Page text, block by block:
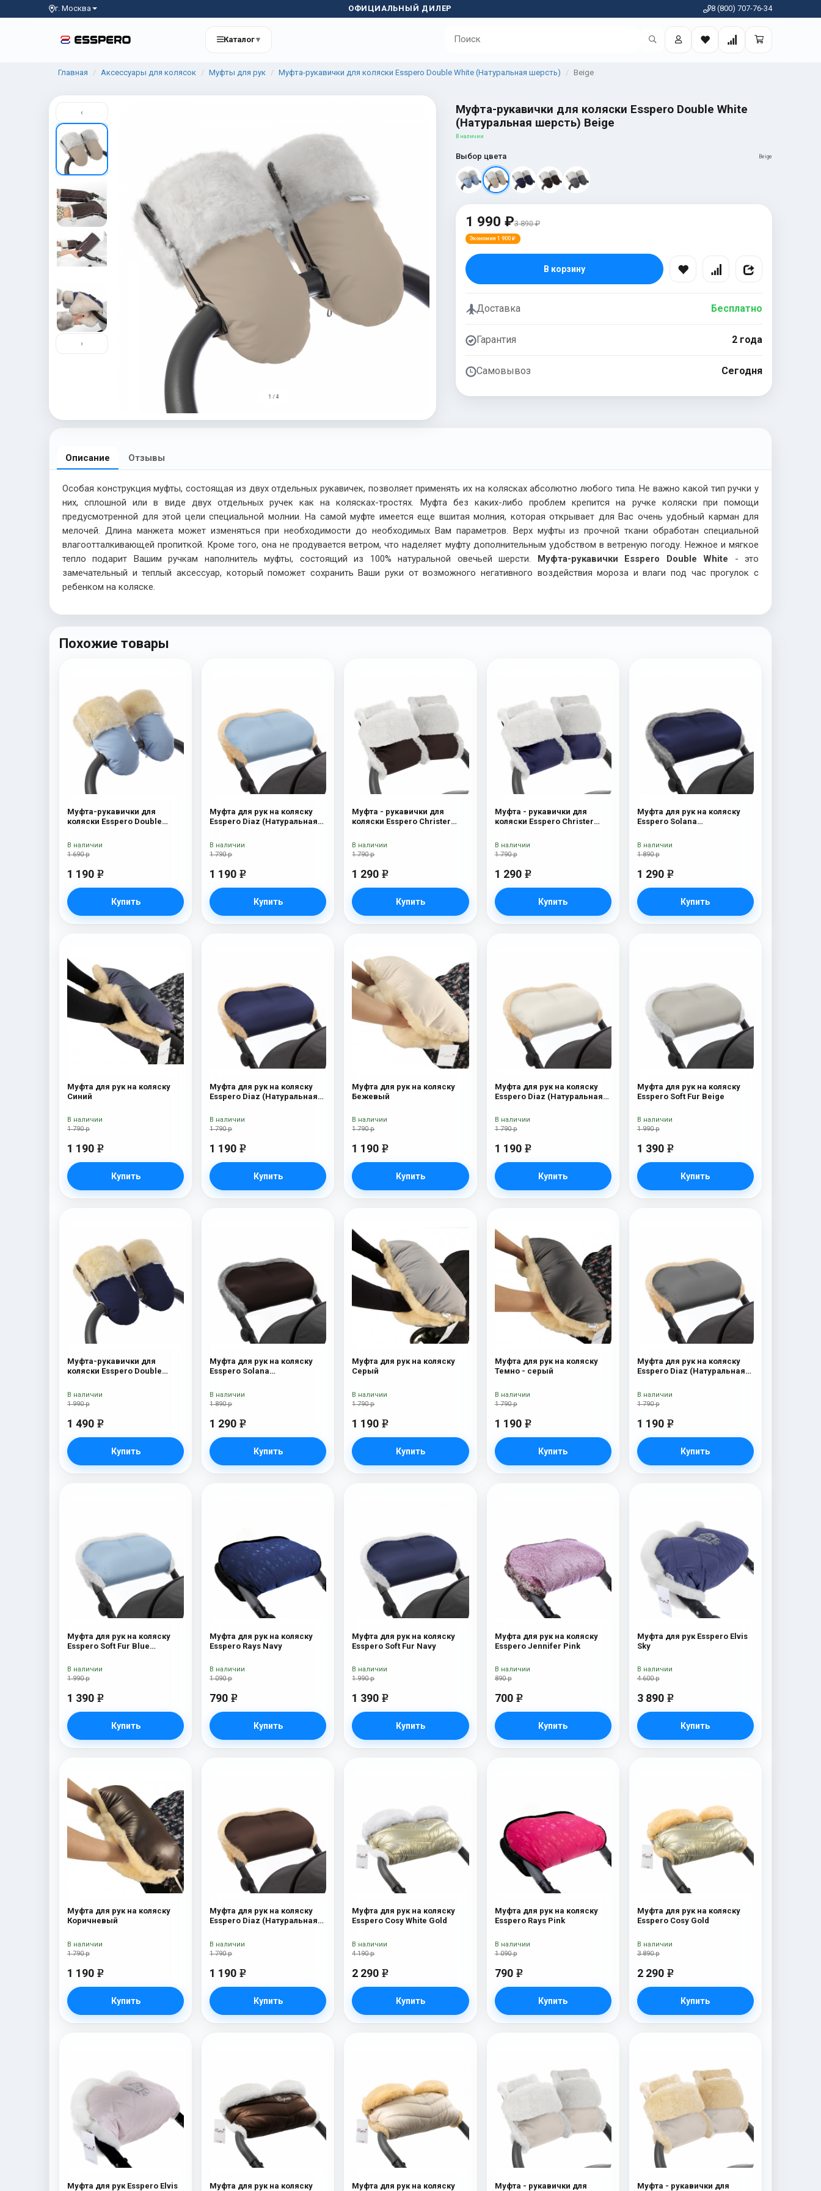
г. Москва ОФИЦИАЛЬНЫЙ ДИЛЕР 8 (800) 707-76-34
Каталог▾
Главная Аксессуары для колясок Муфты для рук Муфта-рукавички для коляски Esspero Double White (Натуральная шерсть) Beige
‹
›
1 / 4
Муфта-рукавички для коляски Esspero Double White
(Натуральная шерсть) Beige
В наличии
Выбор цвета Beige
1 990 ₽3 890 ₽
Экономия 1 900 ₽
В корзину
Доставка Бесплатно
Гарантия 2 года
Самовывоз Сегодня
Описание Отзывы
Особая конструкция муфты, состоящая из двух отдельных рукавичек, позволяет применять их на колясках абсолютно любого типа. Не важно какой тип ручки у
них, сплошной или в виде двух отдельных ручек как на колясках-тростях. Муфта без каких-либо проблем крепится на ручке коляски при помощи
предусмотренной для этой цели специальной молнии. На самой муфте имеется еще вшитая молния, которая открывает для Вас очень удобный карман для
мелочей. Длина манжета может изменяться при необходимости до необходимых Вам параметров. Верх муфты из прочной ткани обработан специальной
влагоотталкивающей пропиткой. Кроме того, она не продувается ветром, что наделяет муфту дополнительным удобством в ветреную погоду. Нежное и мягкое
тепло подарит Вашим ручкам наполнитель муфты, состоящий из 100% натуральной овечьей шерсти. Муфта-рукавички Esspero Double White - это
замечательный и теплый аксессуар, который поможет сохранить Ваши руки от возможного негативного воздействия мороза и влаги под час прогулок с
ребенком на коляске.
Похожие товары
Муфта-рукавички для
коляски Esspero Double
Mountain
1 690 р
1 190 e
Купить
В наличии
Муфта для рук на коляску
Esspero Diaz (Натуральная
1 790 р
1 190 e
Купить
В наличии
Муфта - рукавички для
коляски Esspero Christer
Chocolat
1 790 р
1 290 e
Купить
В наличии
Муфта - рукавички для
коляски Esspero Christer
1 790 р
1 290 e
Купить
В наличии
Муфта для рук на коляску
Esspero Solana
Ocean
1 890 р
1 290 e
Купить
В наличии
Муфта для рук на коляску
Синий
1 790 р
1 190 e
Купить
В наличии
Муфта для рук на коляску
Esspero Diaz (Натуральная
1 790 р
1 190 e
Купить
В наличии
Муфта для рук на коляску
Бежевый
1 790 р
1 190 e
Купить
В наличии
Муфта для рук на коляску
Esspero Diaz (Натуральная
1 790 р
1 190 e
Купить
В наличии
Муфта для рук на коляску
Esspero Soft Fur Beige
1 990 р
1 390 e
Купить
В наличии
Муфта-рукавички для
коляски Esspero Double
1 990 р
1 490 e
Купить
В наличии
Муфта для рук на коляску
Esspero Solana
Brown
1 890 р
1 290 e
Купить
В наличии
Муфта для рук на коляску
Серый
1 790 р
1 190 e
Купить
В наличии
Муфта для рук на коляску
Темно - серый
1 790 р
1 190 e
Купить
В наличии
Муфта для рук на коляску
Esspero Diaz (Натуральная
1 790 р
1 190 e
Купить
В наличии
Муфта для рук на коляску
Esspero Soft Fur Blue
1 990 р
1 390 e
Купить
В наличии
Муфта для рук на коляску
Esspero Rays Navy
1 090 р
790 e
Купить
В наличии
Муфта для рук на коляску
Esspero Soft Fur Navy
1 990 р
1 390 e
Купить
В наличии
Муфта для рук на коляску
Esspero Jennifer Pink
890 р
700 e
Купить
В наличии
Муфта для рук Esspero Elvis
Sky
4 600 р
3 890 e
Купить
В наличии
Муфта для рук на коляску
Коричневый
1 790 р
1 190 e
Купить
В наличии
Муфта для рук на коляску
Esspero Diaz (Натуральная
1 790 р
1 190 e
Купить
В наличии
Муфта для рук на коляску
Esspero Cosy White Gold
4 190 р
2 290 e
Купить
В наличии
Муфта для рук на коляску
Esspero Rays Pink
1 090 р
790 e
Купить
В наличии
Муфта для рук на коляску
Esspero Cosy Gold
3 890 р
2 290 e
Купить
В наличии
Муфта для рук Esspero Elvis
Муфта для рук на коляску
Муфта для рук на коляску
Муфта - рукавички для
Муфта - рукавички для